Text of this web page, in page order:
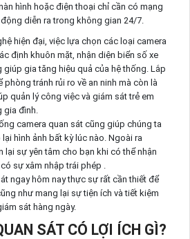
hình hoặc điện thoại chỉ cần có mạng
diễn ra trong không gian 24/7.
hiện đại, việc lựa chọn các loại camera
định khuôn mặt, nhận diện biển số xe
giúp gia tăng hiệu quả của hệ thống. Lắp
tránh rủi ro về an ninh mà còn là
quản lý công việc và giám sát trẻ em
đình.
camera quan sát cũng giúp chúng ta
hình ảnh bất kỳ lúc nào. Ngoài ra
lại sự yên tâm cho bạn khi có thể nhận
sự xâm nhập trái phép .
ngay hôm nay thực sự rất cần thiết để
như mang lại sự tiện ích và tiết kiệm
sát hàng ngày.
SÁT CÓ LỢI ÍCH GÌ?